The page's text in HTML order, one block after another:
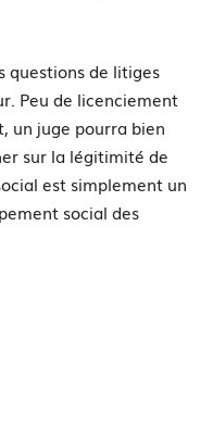
questions de litiges
Peu de licenciement
un juge pourra bien
sur la légitimité de
est simplement un
social des